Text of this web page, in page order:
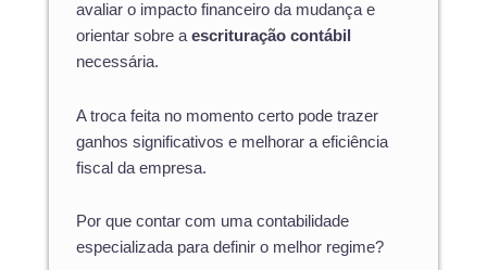
avaliar o impacto financeiro da mudança e
orientar sobre a escrituração contábil
necessária.
A troca feita no momento certo pode trazer
ganhos significativos e melhorar a eficiência
fiscal da empresa.
Por que contar com uma contabilidade
especializada para definir o melhor regime?